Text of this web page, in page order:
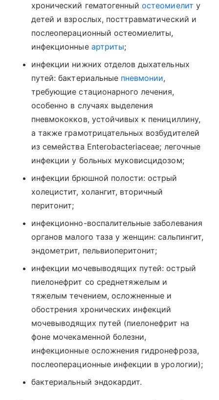
хронический гематогенныйостеомиелит у
детей и взрослых, посттравматический и
послеоперационный остеомиелиты,
инфекционные артриты;
инфекции нижних отделов дыхательных
путей: бактериальные пневмонии,
требующие стационарного лечения,
особенно в случаях выделения
пневмококков, устойчивых к пенициллину,
а также грамотрицательных возбудителей
из семейства Enterobacteriaceae; легочные
инфекции у больных муковисцидозом;
инфекции брюшной полости: острый
холецистит, холангит, вторичный
перитонит;
инфекционно-воспалительные заболевания
органов малого таза у женщин: сальпингит,
эндометрит, пельвиоперитонит;
инфекции мочевыводящих путей: острый
пиелонефрит со среднетяжелым и
тяжелым течением, осложненные и
обострения хронических инфекций
мочевыводящих путей (пиелонефрит на
фоне мочекаменной болезни,
инфекционные осложнения гидронефроза,
послеоперационные инфекции в урологии);
бактериальный эндокардит.